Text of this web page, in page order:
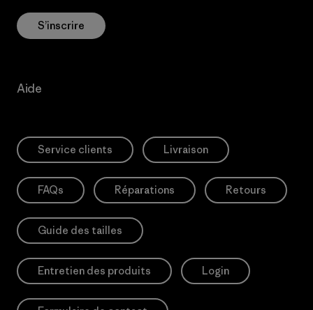
S’inscrire
Aide
Service clients Livraison
FAQs Réparations Retours
Guide des tailles
Entretien des produits Login